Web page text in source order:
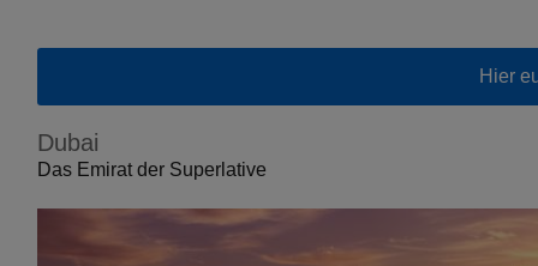
Hier
Dubai
Das Emirat der Superlative